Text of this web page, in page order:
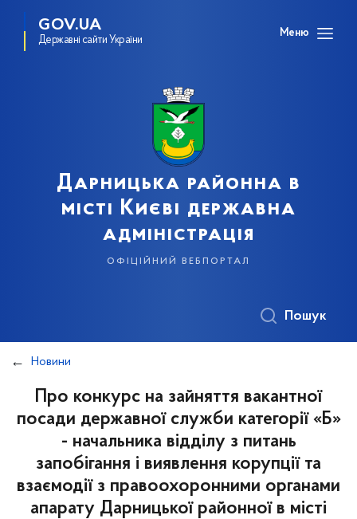
GOV.UA
Державні сайти України
Меню
Дарницька районна в
місті Києві державна
адміністрація
офіційний вебпортал
Пошук
Новини
Про конкурс на зайняття вакантної
посади державної служби категорії «Б»
- начальника відділу з питань
запобігання і виявлення корупції та
взаємодії з правоохоронними органами
апарату Дарницької районної в місті